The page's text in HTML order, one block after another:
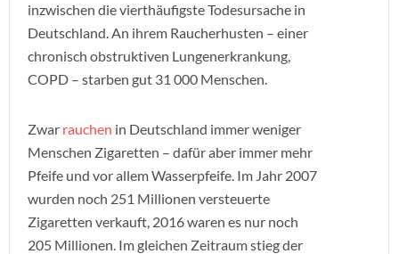
inzwischen die vierthäufigste Todesursache in
Deutschland. An ihrem Raucherhusten – einer
chronisch obstruktiven Lungenerkrankung,
COPD – starben gut 31 000 Menschen.
Zwar rauchen in Deutschland immer weniger
Menschen Zigaretten – dafür aber immer mehr
Pfeife und vor allem Wasserpfeife. Im Jahr 2007
wurden noch 251 Millionen versteuerte
Zigaretten verkauft, 2016 waren es nur noch
205 Millionen. Im gleichen Zeitraum stieg der